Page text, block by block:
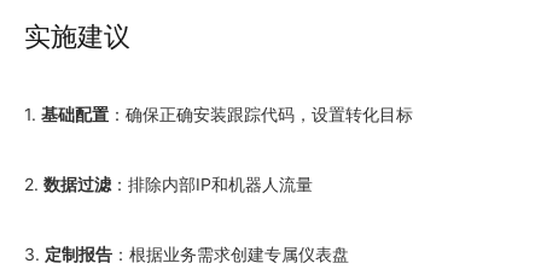
实施建议
1. 基础配置 ：确保正确安装跟踪代码，设置转化目标
2. 数据过滤 ：排除内部IP和机器人流量
3. 定制报告 ：根据业务需求创建专属仪表盘